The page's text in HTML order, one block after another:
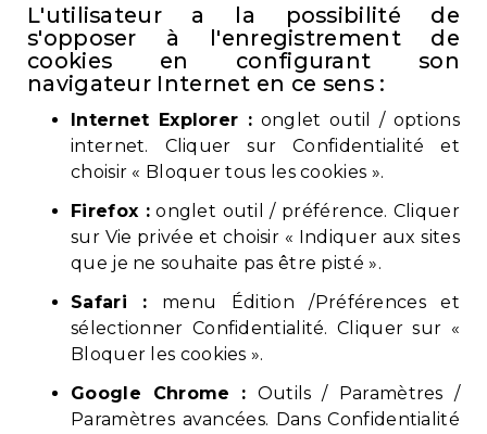
L'utilisateur a la possibilité de
s'opposer à l'enregistrement de
cookies en configurant son
navigateur Internet en ce sens :
Internet Explorer : onglet outil / options
internet. Cliquer sur Confidentialité et
choisir « Bloquer tous les cookies ».
Firefox :onglet outil / préférence. Cliquer
sur Vie privée et choisir « Indiquer aux sites
que je ne souhaite pas être pisté ».
Safari : menu Édition /Préférences et
sélectionner Confidentialité. Cliquer sur «
Bloquer les cookies ».
Google Chrome : Outils / Paramètres /
Paramètres avancées. Dans Confidentialité